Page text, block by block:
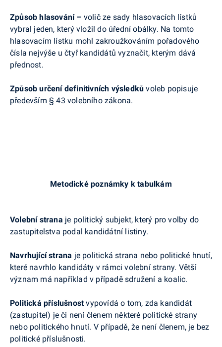
Způsob hlasování – volič ze sady hlasovacích lístků
vybral jeden, který vložil do úřední obálky. Na tomto
hlasovacím lístku mohl zakroužkováním pořadového
čísla nejvýše u čtyř kandidátů vyznačit, kterým dává
přednost.
Způsob určení definitivních výsledků voleb popisuje
především § 43 volebního zákona.
Metodické poznámky k tabulkám
Volební strana je politický subjekt, který pro volby do
zastupitelstva podal kandidátní listiny.
Navrhující strana je politická strana nebo politické hnutí,
které navrhlo kandidáty v rámci volební strany. Větší
význam má například v případě sdružení a koalic.
Politická příslušnost vypovídá o tom, zda kandidát
(zastupitel) je či není členem některé politické strany
nebo politického hnutí. V případě, že není členem, je bez
politické příslušnosti.